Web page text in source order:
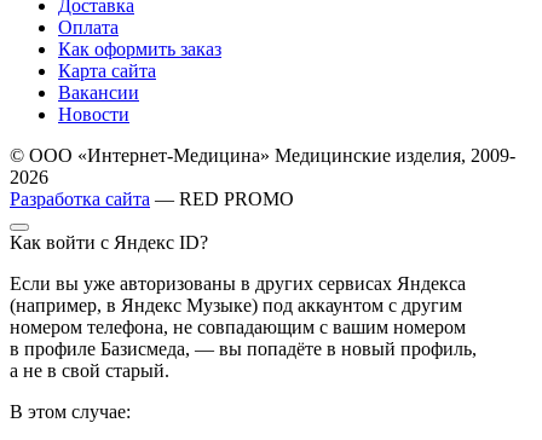
Доставка
Оплата
Как оформить заказ
Карта сайта
Вакансии
Новости
© ООО «Интернет-Медицина» Медицинские изделия, 2009-
2026
Разработка сайта — RED PROMO
Как войти с Яндекс ID?
Если вы уже авторизованы в других сервисах Яндекса
(например, в Яндекс Музыке) под аккаунтом с другим
номером телефона, не совпадающим с вашим номером
в профиле Базисмеда, — вы попадёте в новый профиль,
а не в свой старый.
В этом случае: